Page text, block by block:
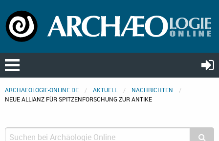
ARCHAEOLOGIE-ONLINE.DE AKTUELL
NACHRICHTEN
NEUE ALLIANZ FÜR SPITZENFORSCHUNG ZUR ANTIKE